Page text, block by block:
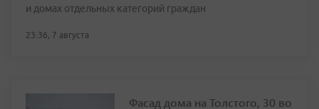
и домах отдельных категорий граждан
23:36, 7 августа
Фасад дома на Толстого, 30 во